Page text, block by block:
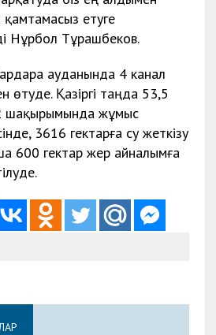
етуге
Нұрбол Тұрашбеков.
ауданында 4 канал
өтуде. Қазіргі таңда 53,5
шақырымында жұмыс
3616 гектарға су жеткізу
600 гектар жер айналымға